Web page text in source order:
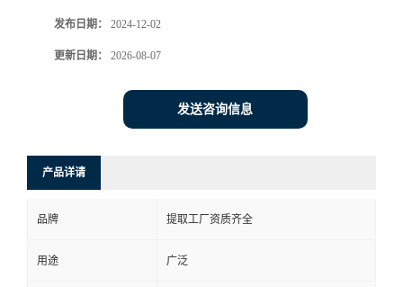
发布日期： 2024-12-02
更新日期： 2026-08-07
发送咨询信息
产品详请
品牌 提取工厂资质齐全
用途 广泛